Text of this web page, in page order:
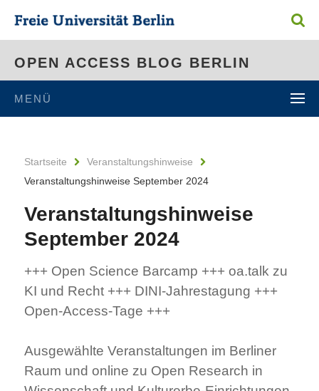
OPEN ACCESS BLOG BERLIN
MENÜ
Startseite
Veranstaltungshinweise
Veranstaltungshinweise September 2024
Veranstaltungshinweise
September 2024
+++ Open Science Barcamp +++ oa.talk zu
KI und Recht +++ DINI-Jahrestagung +++
Open-Access-Tage +++
Ausgewählte Veranstaltungen im Berliner
Raum und online zu Open Research in